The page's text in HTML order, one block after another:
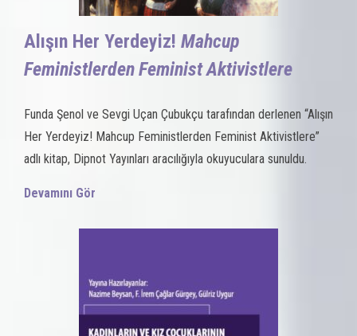
Alışın Her Yerdeyiz! Mahcup
Feministlerden Feminist Aktivistlere
Funda Şenol ve Sevgi Uçan Çubukçu tarafından derlenen “Alışın
Her Yerdeyiz! Mahcup Feministlerden Feminist Aktivistlere”
adlı kitap, Dipnot Yayınları aracılığıyla okuyuculara sunuldu.
Devamını Gör